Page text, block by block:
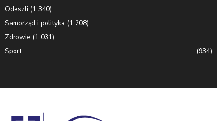
Odeszli (1 340)
Samorząd i polityka (1 208)
Zdrowie (1 031)
Sport
(934)